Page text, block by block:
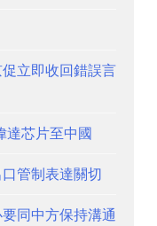
立即收回錯誤言
達芯片至中國
管制表達關切
同中方保持溝通